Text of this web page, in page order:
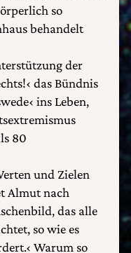
so
behandelt
der
das Bündnis
ins Leben,
80
und Zielen
Almut nach
das alle
so wie es
Warum so